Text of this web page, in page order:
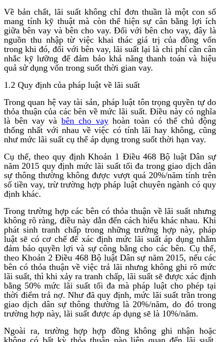
Về bản chất, lãi suất không chỉ đơn thuần là một con số
mang tính kỹ thuật mà còn thể hiện sự cân bằng lợi ích
giữa bên vay và bên cho vay. Đối với bên cho vay, đây là
nguồn thu nhập từ việc khai thác giá trị của đồng vốn
trong khi đó, đối với bên vay, lãi suất lại là chi phí cần cân
nhắc kỹ lưỡng để đảm bảo khả năng thanh toán và hiệu
quả sử dụng vốn trong suốt thời gian vay.
1.2 Quy định của pháp luật về lãi suất
Trong quan hệ vay tài sản, pháp luật tôn trọng quyền tự do
thỏa thuận của các bên về mức lãi suất. Điều này có nghĩa
là bên vay và bên cho vayhoàn toàn có thể chủ động
thống nhất với nhau về việc có tính lãi hay không, cũng
như mức lãi suất cụ thể áp dụng trong suốt thời hạn vay.
Cụ thể, theo quy định Khoản 1 Điều 468 Bộ luật Dân sự
năm 2015 quy định mức lãi suất tối đa trong giao dịch dân
sự thông thường không được vượt quá 20%/năm tính trên
số tiền vay, trừ trường hợp pháp luật chuyên ngành có quy
định khác.
Trong trường hợp các bên có thỏa thuận về lãi suất nhưng
không rõ ràng, điều này dẫn đến cách hiểu khác nhau. Khi
phát sinh tranh chấp trong những trường hợp này, pháp
luật sẽ có cơ chế để xác định mức lãi suất áp dụng nhằm
đảm bảo quyền lợi và sự công bằng cho các bên. Cụ thể,
theo Khoản 2 Điều 468 Bộ luật Dân sự năm 2015, nếu các
bên có thỏa thuận về việc trả lãi nhưng không ghi rõ mức
lãi suất, thì khi xảy ra tranh chấp, lãi suất sẽ được xác định
bằng 50% mức lãi suất tối đa mà pháp luật cho phép tại
thời điểm trả nợ. Như đã quy định, mức lãi suất trần trong
giao dịch dân sự thông thường là 20%/năm, do đó trong
trường hợp này, lãi suất được áp dụng sẽ là 10%/năm.
Ngoài ra, trường hợp hợp đồng không ghi nhận hoặc
không có bất kỳ thỏa thuận nào liên quan đến lãi suất,